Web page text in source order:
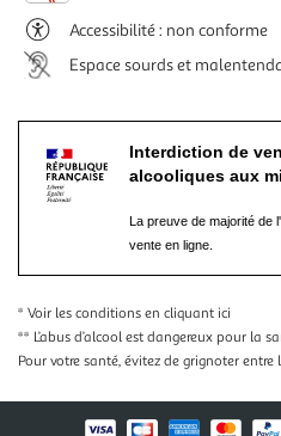
Accessibilité : non conforme
Espace sourds et
Interdiction de
alcooliques aux
La preuve de majorité de
vente en ligne.
* Voir les conditions en cliquant ici
** L’abus d’alcool est dangereux pour la
Pour votre santé, évitez de grignoter entre